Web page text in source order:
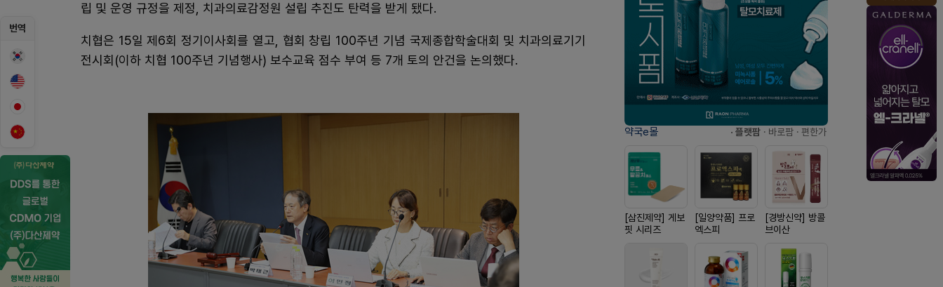
번역
립 및 운영 규정을 제정, 치과의료감정원 설립 추진도 탄력을 받게 됐다.
치협은 15일 제6회 정기이사회를 열고, 협회 창립 100주년 기념 국제종합학술대회 및 치과의료기기
전시회(이하 치협 100주년 기념행사) 보수교육 점수 부여 등 7개 토의 안건을 논의했다.
약국e몰 · 플랫팜 · 바로팜 · 편한가
[삼진제약] 게보
핏 시리즈
[일양약품] 프로
엑스피
[경방신약] 방콜
브이산